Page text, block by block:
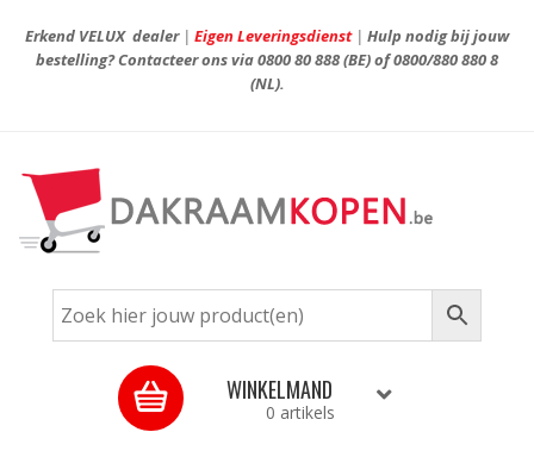
Erkend VELUX dealer| Eigen Leveringsdienst| Hulp nodig bij jouw
bestelling? Contacteer ons via0800 80 888(BE) of0800/880 880 8
(NL).
WINKELMAND
0 artikels